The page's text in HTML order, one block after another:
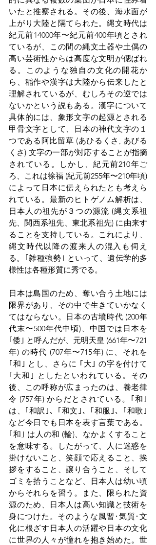
いたと推察される。その後、海水面が
上がり大陸と隔てられた。縄文時代は
紀元前14000年〜紀元前400年頃とされ
ているが、この間の縄文土器や土偶の
高い芸術性からは高度な文明が偲ばれ
る。このような独自の文化の開花か
ら、稲作や漢字は大陸から伝来したと
理解されているが、むしろその逆では
ないかという説もある。漢字について
具体的には、象形文字の起源とされる
甲骨文字として、日本の神代文字の１
つである阿比留草 (あひるくさ, あびる
くさ) 文字の一部が対応することが指摘
されている。しかし、紀元前210年ご
ろ、これは徐福 (紀元前255年〜210年頃)
によって日本に伝えられたとも考えら
れている。最新のヒトゲノム解析は、
日本人の祖先が３つの源流 (縄文系祖
先、関西系祖先、東北系祖先) に由来す
ることを支持している。これにより、
縄文時代以降の渡来人の混入も伺え
る。｢雑種強勢｣ といって、遺伝学的多
様性は各種形質に秀でる。
日本は島国のため、奪い合う土地には
限界があり、その中で生きていかなく
てはならない。日本の古墳時代 (200年
代末〜500年代中頃)、中国では日本を
｢倭｣ と呼んだが、元明天皇 (661年〜721
年) の時代 (707年〜715年) に、それを
｢和｣ とし、さらに ｢大｣ の字を付けて
｢大和｣ としたといわれている。その
後、この呼称が広まったのは、養老律
令 (757年) からだとされている。｢和｣
は、｢和訳｣、｢和文｣、｢和服｣、｢和歌｣
など今日でも日本を表す言葉である。
｢和｣ は人の和 (輪)、なかよくすること
を意味する。したがって、人に迷惑を
掛けないこと、笑顔で応えること、挨
拶をすること、譲り合うこと、そして
ゴミを拾うことなど、日本人は幼い頃
からそれらを習う。また、限られた資
源のため、日本人は高い知識と技術を
身につけた。そのような風習･気質･文
化に根ざす日本人の活躍や日本の文化
に世界の人々が憧れを抱き始めた。世